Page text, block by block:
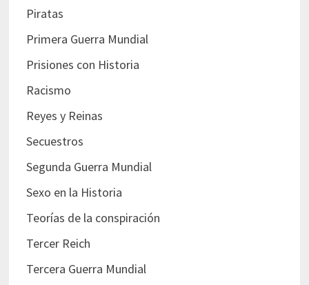
Piratas
Primera Guerra Mundial
Prisiones con Historia
Racismo
Reyes y Reinas
Secuestros
Segunda Guerra Mundial
Sexo en la Historia
Teorías de la conspiración
Tercer Reich
Tercera Guerra Mundial